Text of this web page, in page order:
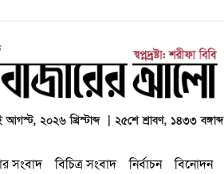
আগস্ট, ২০২৬ খ্রিস্টাব্দ | ২৫শে শ্রাবণ, ১৪৩৩ বঙ্গাব্দ
সংবাদ বিচিত্র সংবাদ নির্বাচন বিনোদন